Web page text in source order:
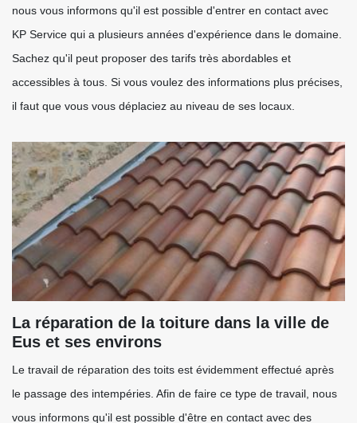
nous vous informons qu'il est possible d'entrer en contact avec
KP Service qui a plusieurs années d'expérience dans le domaine.
Sachez qu'il peut proposer des tarifs très abordables et
accessibles à tous. Si vous voulez des informations plus précises,
il faut que vous vous déplaciez au niveau de ses locaux.
La réparation de la toiture dans la ville de
Eus et ses environs
Le travail de réparation des toits est évidemment effectué après
le passage des intempéries. Afin de faire ce type de travail, nous
vous informons qu'il est possible d'être en contact avec des